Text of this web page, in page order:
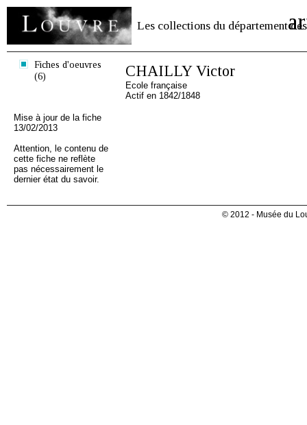
Les collections du département des
Fiches d'oeuvres
(6)
Mise à jour de la fiche
13/02/2013
Attention, le contenu de
cette fiche ne reflète
pas nécessairement le
dernier état du savoir.
CHAILLY Victor
Ecole française
Actif en 1842/1848
© 2012 - Musée du